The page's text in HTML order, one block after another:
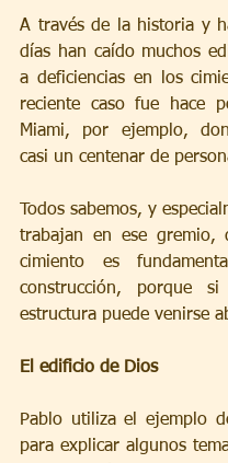
A través de la historia y
días han caído muchos
a deficiencias en los
reciente caso fue hace
Miami, por ejemplo,
casi un centenar de
Todos sabemos, y
trabajan en ese gremio,
cimiento es
construcción, porque
estructura puede venirse
El edificio de Dios
Pablo utiliza el ejemplo
para explicar algunos